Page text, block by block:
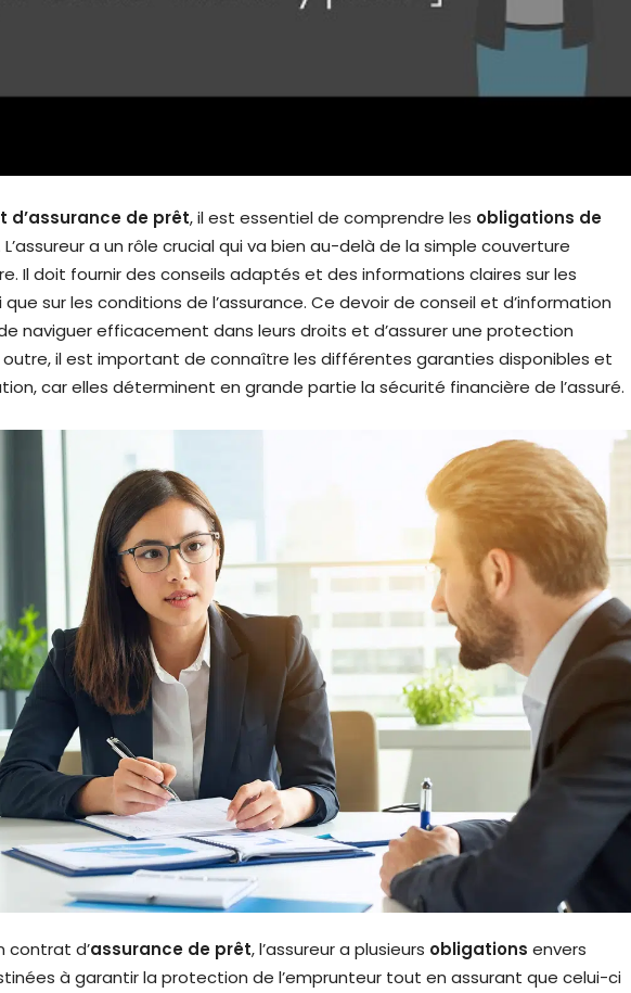
d’assurance de prêt, il est essentiel de comprendre les obligations de
L’assureur a un rôle crucial qui va bien au-delà de la simple couverture
Il doit fournir des conseils adaptés et des informations claires sur les
sur les conditions de l’assurance. Ce devoir de conseil et d’information
naviguer efficacement dans leurs droits et d’assurer une protection
outre, il est important de connaître les différentes garanties disponibles et
car elles déterminent en grande partie la sécurité financière de l’assuré.
contrat d’assurance de prêt, l’assureur a plusieurs obligations envers
à garantir la protection de l’emprunteur tout en assurant que celui-ci